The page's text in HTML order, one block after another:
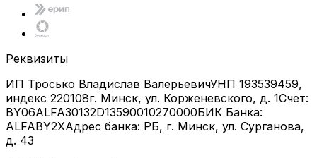
Реквизиты
ИП Тросько Владислав ВалерьевичУНП 193539459,
индекс 220108г. Минск, ул. Корженевского, д. 1Счет:
BY06ALFA30132D13590010270000БИК Банка:
ALFABY2XАдрес банка: РБ, г. Минск, ул. Сурганова,
д. 43